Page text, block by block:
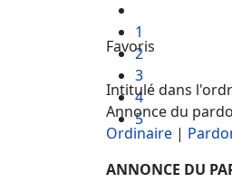
1
2
3
4
5
Favoris
Intitulé dans
Annonce du
Ordinaire |
ANNONCE DU